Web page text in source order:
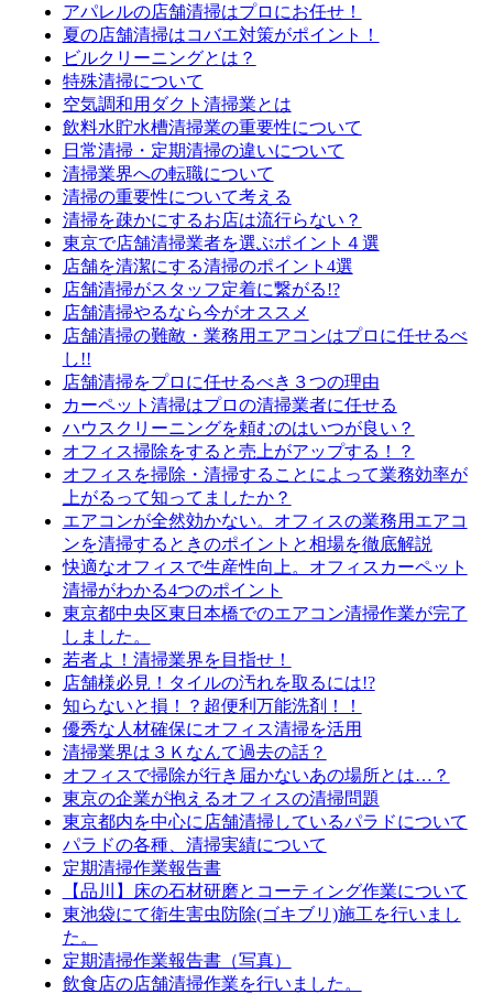
アパレルの店舗清掃はプロにお任せ！
夏の店舗清掃はコバエ対策がポイント！
ビルクリーニングとは？
特殊清掃について
空気調和用ダクト清掃業とは
飲料水貯水槽清掃業の重要性について
日常清掃・定期清掃の違いについて
清掃業界への転職について
清掃の重要性について考える
清掃を疎かにするお店は流行らない？
東京で店舗清掃業者を選ぶポイント４選
店舗を清潔にする清掃のポイント4選
店舗清掃がスタッフ定着に繋がる!?
店舗清掃やるなら今がオススメ
店舗清掃の難敵・業務用エアコンはプロに任せるべ
し!!
店舗清掃をプロに任せるべき３つの理由
カーペット清掃はプロの清掃業者に任せる
ハウスクリーニングを頼むのはいつが良い？
オフィス掃除をすると売上がアップする！？
オフィスを掃除・清掃することによって業務効率が
上がるって知ってましたか？
エアコンが全然効かない。オフィスの業務用エアコ
ンを清掃するときのポイントと相場を徹底解説
快適なオフィスで生産性向上。オフィスカーペット
清掃がわかる4つのポイント
東京都中央区東日本橋でのエアコン清掃作業が完了
しました。
若者よ！清掃業界を目指せ！
店舗様必見！タイルの汚れを取るには!?
知らないと損！？超便利万能洗剤！！
優秀な人材確保にオフィス清掃を活用
清掃業界は３Ｋなんて過去の話？
オフィスで掃除が行き届かないあの場所とは…？
東京の企業が抱えるオフィスの清掃問題
東京都内を中心に店舗清掃しているパラドについて
パラドの各種、清掃実績について
定期清掃作業報告書
【品川】床の石材研磨とコーティング作業について
東池袋にて衛生害虫防除(ゴキブリ)施工を行いまし
た。
定期清掃作業報告書（写真）
飲食店の店舗清掃作業を行いました。